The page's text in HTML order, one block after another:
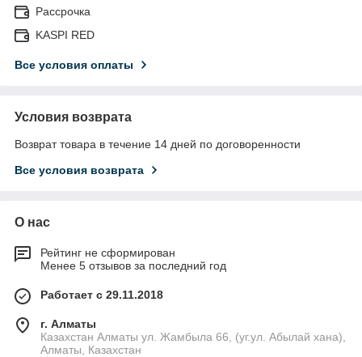
Рассрочка
KASPI RED
Все условия оплаты
Условия возврата
Возврат товара в течение 14 дней по договоренности
Все условия возврата
О нас
Рейтинг не сформирован
Менее 5 отзывов за последний год
Работает с 29.11.2018
г. Алматы
Казахстан Алматы ул. Жамбыла 66, (уг.ул. Абылай хана),
Алматы, Казахстан